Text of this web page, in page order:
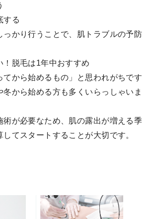
する
っかり行うことで、肌トラブルの予防
！脱毛は1年中おすすめ
てから始めるもの」と思われがちです
冬から始める方も多くいらっしゃいま
術が必要なため、肌の露出が増える季
てスタートすることが大切です。